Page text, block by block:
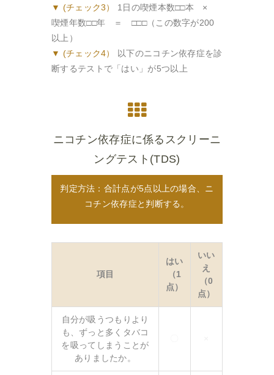
▼ (チェック3）
1日の喫煙本数□□本 ×
喫煙年数□□年 ＝ □□□（この数字が200
以上）
▼ (チェック4）
以下のニコチン依存症を診
断するテストで「はい」が5つ以上
ニコチン依存症に係るスクリーニ
ングテスト(TDS)
判定方法：合計点が5点以上の場合、ニ
コチン依存症と判断する。
項目
はい
（1
点）
いい
え
（0
点）
自分が吸うつもりより
も、ずっと多くタバコ
を吸ってしまうことが
ありましたか。